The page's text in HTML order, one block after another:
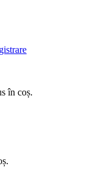
în coș.